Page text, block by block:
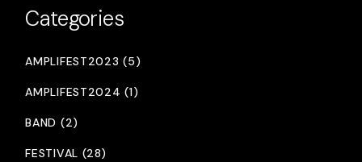
Categories
AMPLIFEST2023 (5)
AMPLIFEST2024 (1)
BAND (2)
FESTIVAL (28)